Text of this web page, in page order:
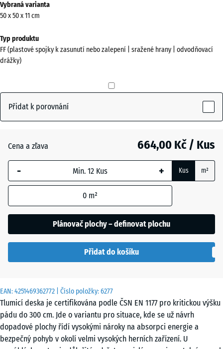
EAN:4251469362772 | Číslo položky:6277
Tlumicí deska je certifikována podle ČSN EN 1177 pro kritickou výšku
pádu do 300 cm. Jde o variantu pro situace, kde se už návrh
dopadové plochy řídí vysokými nároky na absorpci energie a
bezpečný pohyb v okolí velmi vysokých herních zařízení. U
informací
o
Zobrazit
paletu
(active)
šedá
Cihlově
+ 6,00 Kč
modrá
+ 99,00 Kč
béžová
+ 105,00 Kč
Travní
zelená
+ 39,00 Kč
Vybraná varianta
50 x 50 x 11 cm
Typ produktu
FF (plastové spojky k zasunutí nebo zalepení | sražené hrany | odvodňovací
drážky)
Přidat k porovnání
Cena a zľava 664,00 Kč / Kus
- + Kus m²
0 m²
Plánovač plochy – definovat plochu
Přidat do košíku